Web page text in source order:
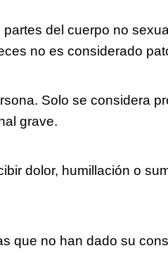
del cuerpo no
no es considerado
Solo se considera
grave.
dolor, humillación o
que no han dado su